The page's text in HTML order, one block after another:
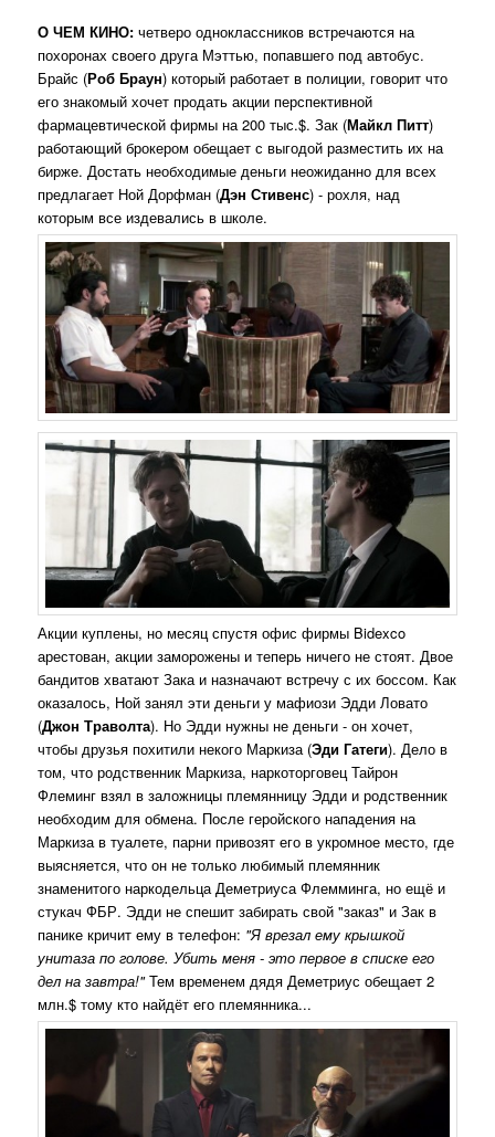
О ЧЕМ КИНО:четверо одноклассников встречаются на
похоронах своего друга Мэттью, попавшего под автобус.
Брайс (Роб Браун) который работает в полиции, говорит что
его знакомый хочет продать акции перспективной
фармацевтической фирмы на 200 тыс.$. Зак (Майкл Питт)
работающий брокером обещает с выгодой разместить их на
бирже. Достать необходимые деньги неожиданно для всех
предлагает Ной Дорфман (Дэн Стивенс) - рохля, над
которым все издевались в школе.
Акции куплены, но месяц спустя офис фирмы Bidexco
арестован, акции заморожены и теперь ничего не стоят. Двое
бандитов хватают Зака и назначают встречу с их боссом. Как
оказалось, Ной занял эти деньги у мафиози Эдди Ловато
(Джон Траволта). Но Эдди нужны не деньги - он хочет,
чтобы друзья похитили некого Маркиза (Эди Гатеги). Дело в
том, что родственник Маркиза, наркоторговец Тайрон
Флеминг взял в заложницы племянницу Эдди и родственник
необходим для обмена. После геройского нападения на
Маркиза в туалете, парни привозят его в укромное место, где
выясняется, что он не только любимый племянник
знаменитого наркодельца Деметриуса Флемминга, но ещё и
стукач ФБР. Эдди не спешит забирать свой "заказ" и Зак в
панике кричит ему в телефон: "Я врезал ему крышкой
унитаза по голове. Убить меня - это первое в списке его
дел на завтра!"Тем временем дядя Деметриус обещает 2
млн.$ тому кто найдёт его племянника...